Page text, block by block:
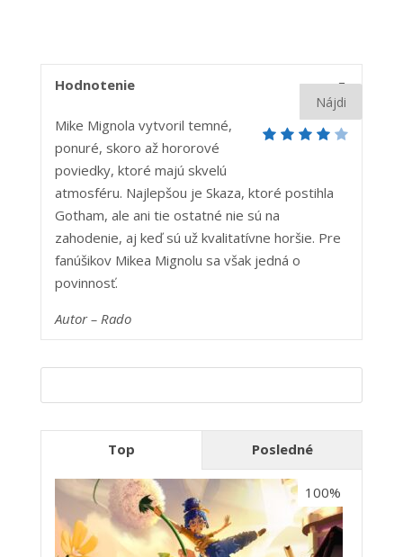
4
Hodnotenie
Mike Mignola vytvoril temné,
ponuré, skoro až hororové
poviedky, ktoré majú skvelú
atmosféru. Najlepšou je Skaza, ktoré postihla
Gotham, ale ani tie ostatné nie sú na
zahodenie, aj keď sú už kvalitatívne horšie. Pre
fanúšikov Mikea Mignolu sa však jedná o
povinnosť.
Autor – Rado
Top Posledné
100%